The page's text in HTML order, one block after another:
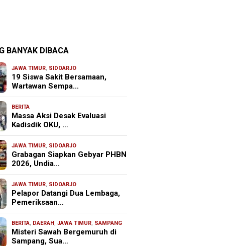
BANYAK DIBACA
JAWA TIMUR, SIDOARJO
19 Siswa Sakit Bersamaan,
Wartawan Sempa…
BERITA
Massa Aksi Desak Evaluasi
Kadisdik OKU, …
JAWA TIMUR, SIDOARJO
Grabagan Siapkan Gebyar PHBN
2026, Undia…
JAWA TIMUR, SIDOARJO
Pelapor Datangi Dua Lembaga,
Pemeriksaan…
BERITA, DAERAH,JAWA TIMUR, SAMPANG
Misteri Sawah Bergemuruh di
Sampang, Sua…